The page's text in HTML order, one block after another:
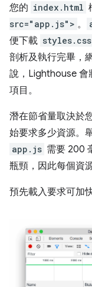
您的 index.html
src="app.js"> 。
便下載 styles.css
剖析及執行完畢，
說，Lighthouse 會
項目。
潛在節省量取決於
始要求多少資源。
app.js 需要 200
瓶頸，因此每個資
預先載入要求可加